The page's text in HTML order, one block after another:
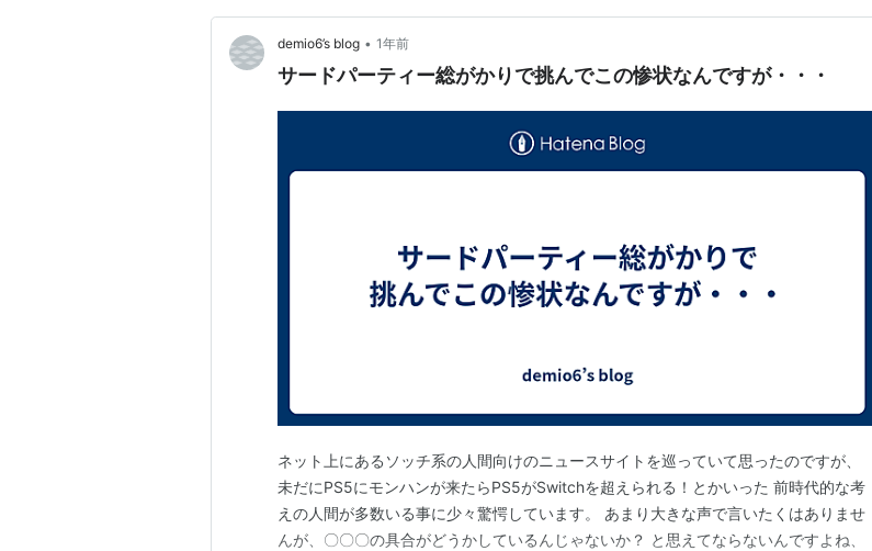
demio6’s blog • 1年前
サードパーティー総がかりで挑んでこの惨状なんですが・・・
ネット上にあるソッチ系の人間向けのニュースサイトを巡っていて思ったのですが、
未だにPS5にモンハンが来たらPS5がSwitchを超えられる！とかいった 前時代的な考
えの人間が多数いる事に少々驚愕しています。 あまり大きな声で言いたくはありませ
んが、〇〇〇の具合がどうかしているんじゃないか？ と思えてならないんですよね、